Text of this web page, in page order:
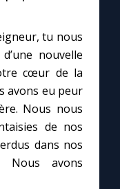
tu nous
nouvelle
cœur de la
avons eu peur
Nous nous
de nos
dans nos
Nous avons